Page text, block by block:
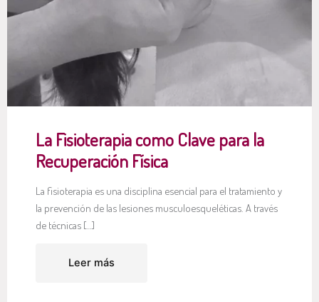
Los Beneficios de Pilates para una
Vida Saludable
El Pilates es un sistema de ejercicio que se centra en el
fortalecimiento del core (zona abdominal y lumbar), la […]